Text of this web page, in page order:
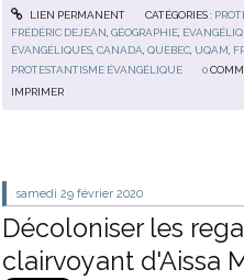
LIEN PERMANENT CATÉGORIES :
FRÉDÉRIC DEJEAN ,GÉOGRAPHIE
ÉVANGÉLIQUES ,CANADA ,QUÉBEC UQAM
PROTESTANTISME ÉVANGÉLIQUE
0
IMPRIMER
samedi 29 février 2020
Décoloniser les
clairvoyant d'Aissa